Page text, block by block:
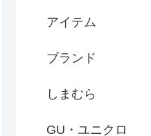
アイテム
ブランド
しまむら
GU・ユニクロ